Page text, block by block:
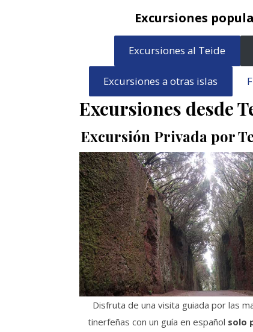
Excursiones
Excursiones al Teide
Excursiones a otras islas
Excursiones desde
Excursión Privada por
Disfruta de una visita guiada por las
tinerfeñas con un guía en español solo